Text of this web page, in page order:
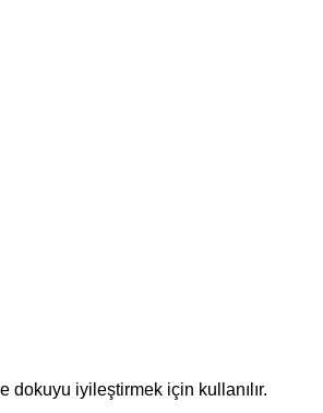
dokuyu iyileştirmek için kullanılır.